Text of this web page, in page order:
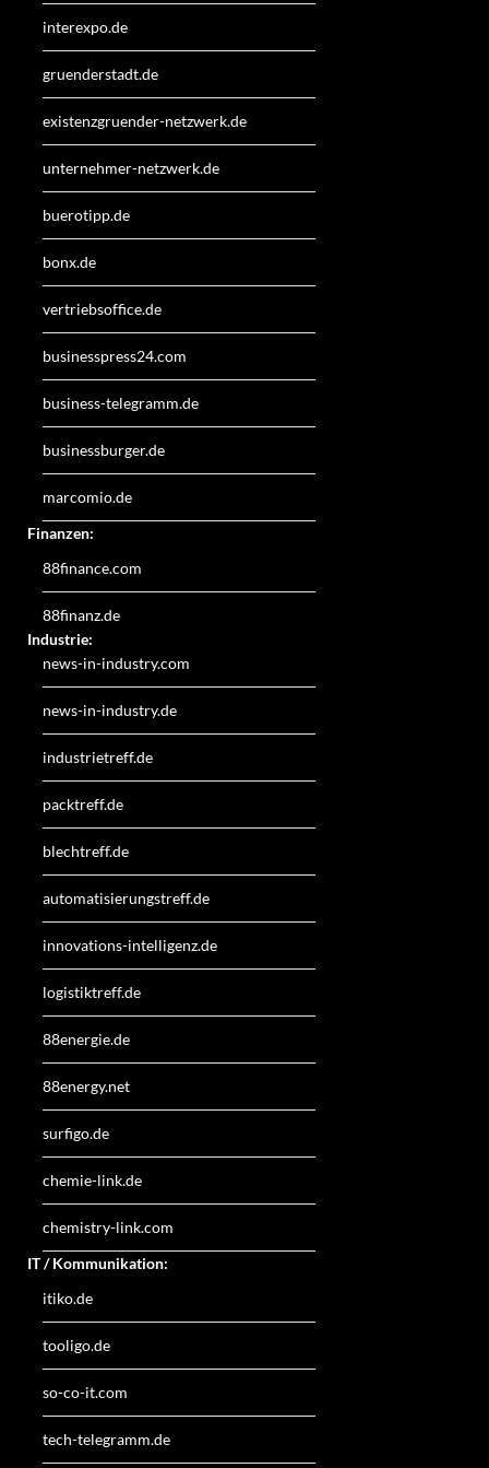
interexpo.de
gruenderstadt.de
existenzgruender-netzwerk.de
unternehmer-netzwerk.de
buerotipp.de
bonx.de
vertriebsoffice.de
businesspress24.com
business-telegramm.de
businessburger.de
marcomio.de
Finanzen:
88finance.com
88finanz.de
Industrie:
news-in-industry.com
news-in-industry.de
industrietreff.de
packtreff.de
blechtreff.de
automatisierungstreff.de
innovations-intelligenz.de
logistiktreff.de
88energie.de
88energy.net
surfigo.de
chemie-link.de
chemistry-link.com
IT / Kommunikation:
itiko.de
tooligo.de
so-co-it.com
tech-telegramm.de